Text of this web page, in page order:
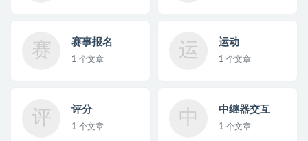
赛 赛事报名
1 个文章 运 运动
1 个文章
评 评分
1 个文章 中 中继器交互
1 个文章